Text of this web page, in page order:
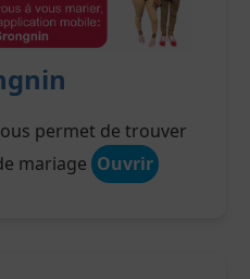
permet de trouver
mariage Ouvrir